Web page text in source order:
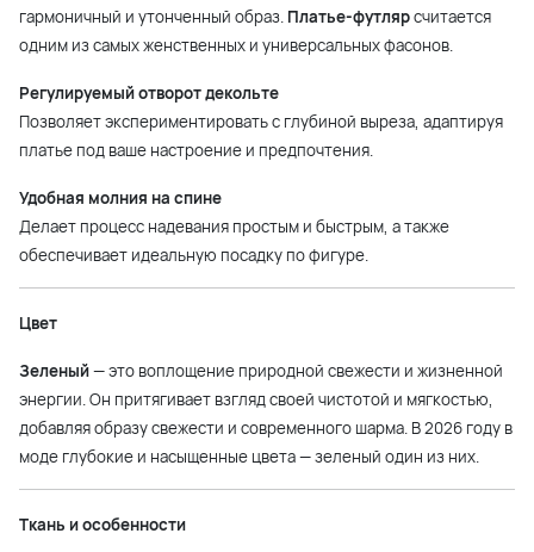
гармоничный и утонченный образ. Платье-футлярсчитается
одним из самых женственных и универсальных фасонов.
Регулируемый отворот декольте
Позволяет экспериментировать с глубиной выреза, адаптируя
платье под ваше настроение и предпочтения.
Удобная молния на спине
Делает процесс надевания простым и быстрым, а также
обеспечивает идеальную посадку по фигуре.
Цвет
Зеленый— это воплощение природной свежести и жизненной
энергии. Он притягивает взгляд своей чистотой и мягкостью,
добавляя образу свежести и современного шарма. В 2026 году в
моде глубокие и насыщенные цвета — зеленый один из них.
Ткань и особенности